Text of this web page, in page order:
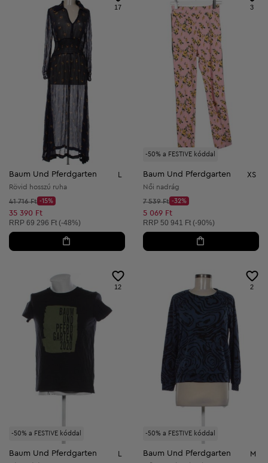
17
Baum Und Pferdgarten L
Rövid hosszú ruha
Kezdő ár:
41 716 Ft
Discount Price:
-15%
Csökkentett ár:
35 390 Ft
Ajánlott ár:
RRP 69 296 Ft (-48%)
-50% a FESTIVE kóddal
3
Baum Und Pferdgarten XS
Női nadrág
Kezdő ár:
7 539 Ft
Discount Price:
-32%
Csökkentett ár:
5 069 Ft
Ajánlott ár:
RRP 50 941 Ft (-90%)
-50% a FESTIVE kóddal
12
Baum Und Pferdgarten L
-50% a FESTIVE kóddal
2
Baum Und Pferdgarten M